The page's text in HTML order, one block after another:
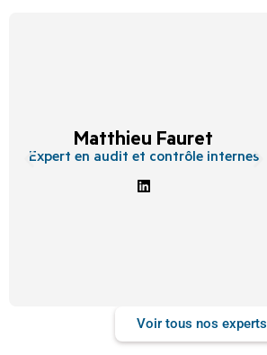
Matthieu Fauret
Expert en audit et contrôle internes
Voir tous nos experts